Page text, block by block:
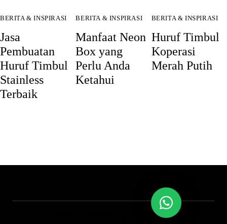
BERITA & INSPIRASI
Jasa
Pembuatan
Huruf Timbul
Stainless
Terbaik
BERITA & INSPIRASI
Manfaat Neon
Box yang
Perlu Anda
Ketahui
BERITA & INSPIRASI
Huruf Timbul
Koperasi
Merah Putih
© Dema Advertising. All rights reserved.